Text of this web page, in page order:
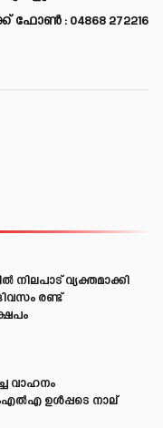
: 04868 272216
വ്യക്തമാക്കി
രണ്ട്
വാഹനം
ഉള്‍പ്പടെ നാല്